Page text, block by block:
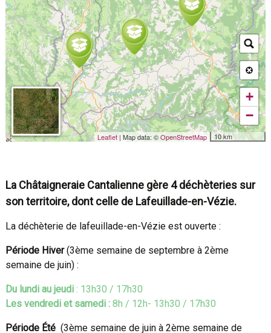
+
−
10 km
Leaflet | Map data: ©OpenStreetMap
La Châtaigneraie Cantalienne gère 4 déchèteries sur
son territoire, dont celle de Lafeuillade-en-Vézie.
La déchèterie de lafeuillade-en-Vézie est ouverte :
Période Hiver(3ème semaine de septembre à 2ème
semaine de juin) :
Du lundi au jeudi: 13h30 / 17h30
Les vendredi et samedi :8h / 12h- 13h30 / 17h30
Période Été (3ème semaine de juin à 2ème semaine de